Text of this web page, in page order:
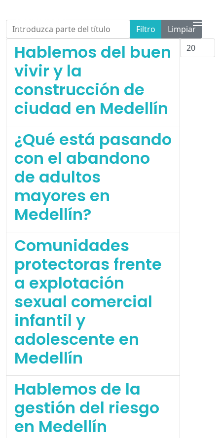
Introduzca parte del título Filtro Limpiar
Cantidad
Hablemos del buen
vivir y la
construcción de
ciudad en Medellín
¿Qué está pasando
con el abandono
de adultos
mayores en
Medellín?
Comunidades
protectoras frente
a explotación
sexual comercial
infantil y
adolescente en
Medellín
Hablemos de la
gestión del riesgo
en Medellín